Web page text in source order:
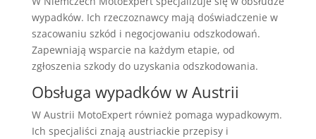
wypadków. Ich rzeczoznawcy mają doświadczenie w
szacowaniu szkód i negocjowaniu odszkodowań.
Zapewniają wsparcie na każdym etapie, od
zgłoszenia szkody do uzyskania odszkodowania.
Obsługa wypadków w Austrii
W Austrii MotoExpert również pomaga wypadkowym.
Ich specjaliści znają austriackie przepisy i